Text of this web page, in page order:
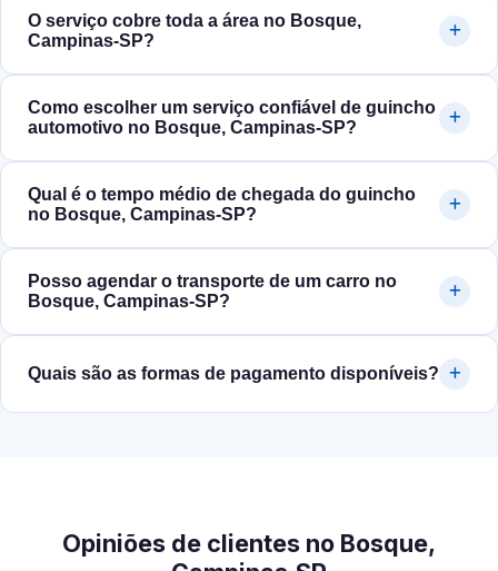
O serviço cobre toda a área no Bosque,
Campinas‑SP?
Como escolher um serviço confiável de guincho
automotivo no Bosque, Campinas‑SP?
Qual é o tempo médio de chegada do guincho
no Bosque, Campinas‑SP?
Posso agendar o transporte de um carro no
Bosque, Campinas‑SP?
Quais são as formas de pagamento disponíveis?
Opiniões de clientes no Bosque,